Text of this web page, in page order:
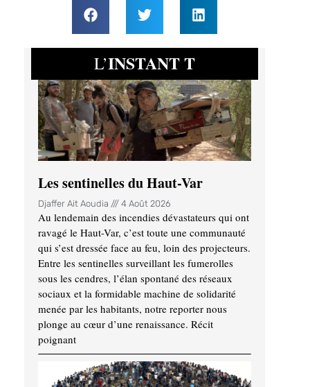
L’INSTANT T
Les sentinelles du Haut-Var
Djaffer Ait Aoudia 4 Août 2026
Au lendemain des incendies dévastateurs qui ont
ravagé le Haut-Var, c’est toute une communauté
qui s’est dressée face au feu, loin des projecteurs.
Entre les sentinelles surveillant les fumerolles
sous les cendres, l’élan spontané des réseaux
sociaux et la formidable machine de solidarité
menée par les habitants, notre reporter nous
plonge au cœur d’une renaissance. Récit
poignant